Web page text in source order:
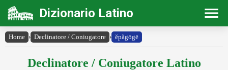
Dizionario Latino
Home › Declinatore / Coniugatore › ĕpăgōgē
Declinatore / Coniugatore Latino